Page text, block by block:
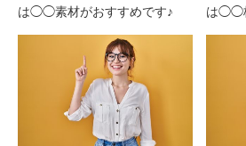
は◯◯素材がおすすめです♪
は◯◯